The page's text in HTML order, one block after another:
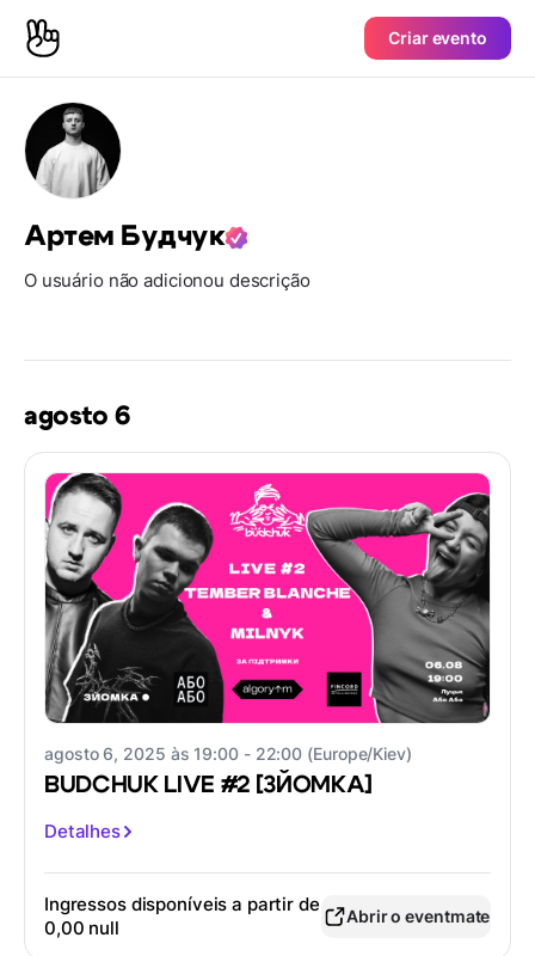
Criar evento
Артем Будчук
O usuário não adicionou descrição
agosto 6
agosto 6, 2025 às 19:00 - 22:00 (Europe/Kiev)
BUDCHUK LIVE #2 [ЗЙОМКА]
Detalhes
Ingressos disponíveis a partir de
0,00 null
Abrir o eventmate